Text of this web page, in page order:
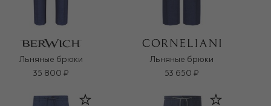
Льняные брюки
35 800 ₽
Льняные брюки
53 650 ₽